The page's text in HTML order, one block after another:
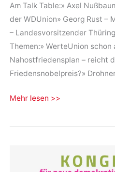
Am Talk Table:» Axel
der WDUnion» Georg Rust –
– Landesvorsitzender
Themen:» WerteUnion schon
Nahostfriedensplan – reicht
Friedensnobelpreis?»
★
am
Mehr lesen >>